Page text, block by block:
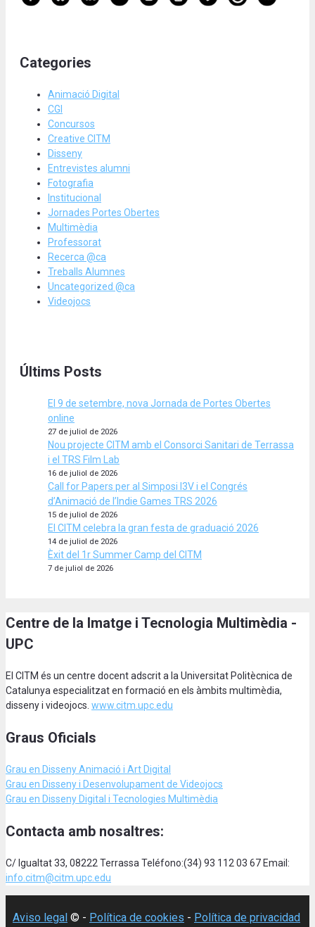
Categories
Animació Digital
CGI
Concursos
Creative CITM
Disseny
Entrevistes alumni
Fotografia
Institucional
Jornades Portes Obertes
Multimèdia
Professorat
Recerca @ca
Treballs Alumnes
Uncategorized @ca
Videojocs
Últims Posts
El 9 de setembre, nova Jornada de Portes Obertes
online
27 de juliol de 2026
Nou projecte CITM amb el Consorci Sanitari de Terrassa
i el TRS Film Lab
16 de juliol de 2026
Call for Papers per al Simposi I3V i el Congrés
d’Animació de l’Indie Games TRS 2026
15 de juliol de 2026
El CITM celebra la gran festa de graduació 2026
14 de juliol de 2026
Èxit del 1r Summer Camp del CITM
7 de juliol de 2026
Centre de la Imatge i Tecnologia Multimèdia -
UPC
El CITM és un centre docent adscrit a la Universitat Politècnica de
Catalunya especialitzat en formació en els àmbits multimèdia,
disseny i videojocs. www.citm.upc.edu
Graus Oficials
Grau en Disseny Animació i Art Digital
Grau en Disseny i Desenvolupament de Videojocs
Grau en Disseny Digital i Tecnologies Multimèdia
Contacta amb nosaltres:
C/ Igualtat 33, 08222 Terrassa Teléfono:(34) 93 112 03 67 Email:
info.citm@citm.upc.edu
Aviso legal © - Política de cookies - Política de privacidad